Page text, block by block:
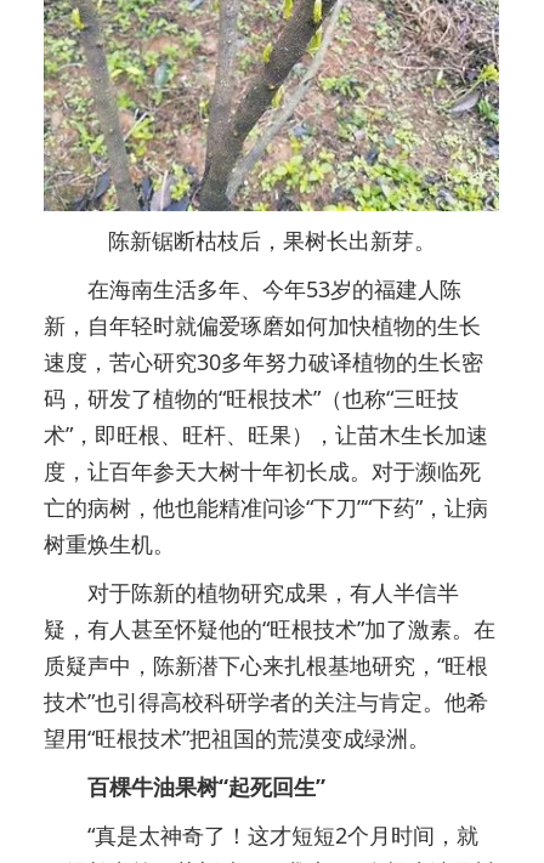
陈新锯断枯枝后，果树长出新芽。
在海南生活多年、今年53岁的福建人陈
新，自年轻时就偏爱琢磨如何加快植物的生长
速度，苦心研究30多年努力破译植物的生长密
码，研发了植物的“旺根技术”（也称“三旺技
术”，即旺根、旺杆、旺果），让苗木生长加速
度，让百年参天大树十年初长成。对于濒临死
亡的病树，他也能精准问诊“下刀”“下药”，让病
树重焕生机。
对于陈新的植物研究成果，有人半信半
疑，有人甚至怀疑他的“旺根技术”加了激素。在
质疑声中，陈新潜下心来扎根基地研究，“旺根
技术”也引得高校科研学者的关注与肯定。他希
望用“旺根技术”把祖国的荒漠变成绿洲。
百棵牛油果树“起死回生”
“真是太神奇了！这才短短2个月时间，就